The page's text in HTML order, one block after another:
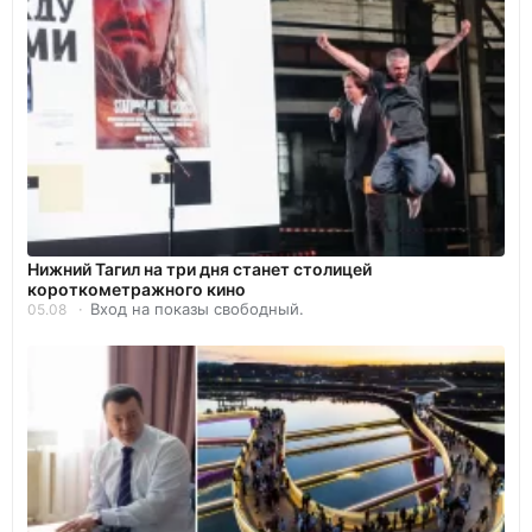
Нижний Тагил на три дня станет столицей
короткометражного кино
05.08 Вход на показы свободный.